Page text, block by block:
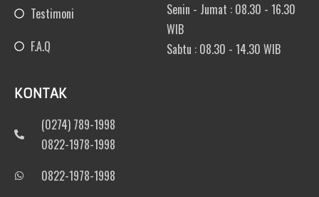
Testimoni
F.A.Q
Senin - Jumat : 08.30 - 16.30
WIB
Sabtu : 08.30 - 14.30 WIB
KONTAK
(0274) 789-1998
0822-1978-1998
0822-1978-1998